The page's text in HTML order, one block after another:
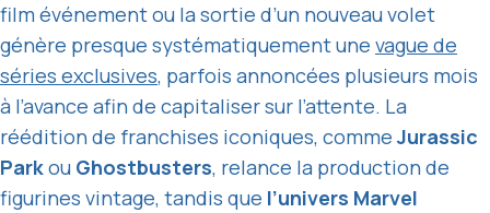
film événement ou la sortie d’un nouveau volet
génère presque systématiquement une vague de
séries exclusives, parfois annoncées plusieurs mois
à l’avance afin de capitaliser sur l’attente. La
réédition de franchises iconiques, commeJurassic
Parkou Ghostbusters, relance la production de
figurines vintage, tandis que l’univers Marvel